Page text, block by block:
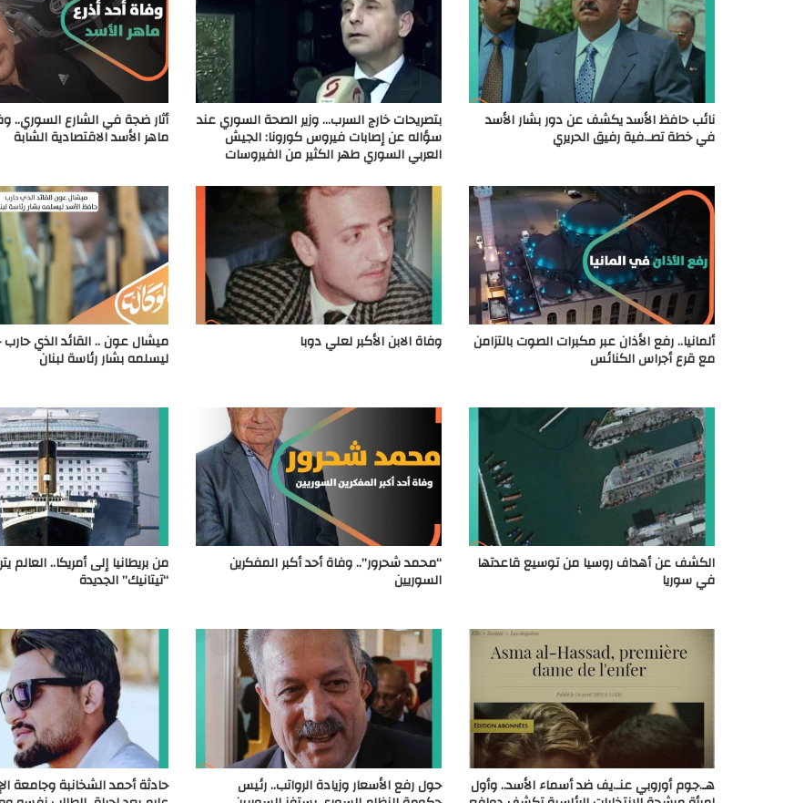
نائب حافظ الأسد يكشف عن دور بشار الأسد
في خطة تصـ.فية رفيق الحريري
بتصريحات خارج السرب… وزير الصحة السوري عند
سؤاله عن إصابات فيروس كورونا: الجيش
العربي السوري طهر الكثير من الفيروسات
أثار ضجة في الشارع السوري..
ماهر الأسد الاقتصادية الشابة
ألمانيا.. رفع الأذان عبر مكبرات الصوت بالتزامن
مع قرع أجراس الكنائس
وفاة الابن الأكبر لعلي دوبا ميشال عون .. القائد الذي
ليسلمه بشار رئاسة لبنان
الكشف عن أهداف روسيا من توسيع قاعدتها
في سوريا
“محمد شحرور”.. وفاة أحد أكبر المفكرين
السوريين
من بريطانيا إلى أمريكا.. العالم
“تيتانيك” الجديدة
هـ.جوم أوروبي عنـ.يف ضد أسماء الأسد.. وأول حول رفع الأسعار وزيادة الرواتب.. رئيس حادثة أحمد الشخانبة وجامعة